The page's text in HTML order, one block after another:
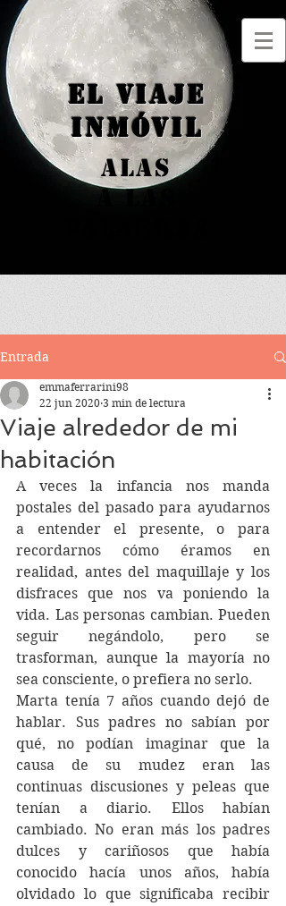
el viaje
inmóvil
alas
a las
Entrada
Viaje alrededor de mi
habitación
emmaferrarini98
22 jun 2020 3 min de lectura
A veces la infancia nos manda
postales del pasado para ayudarnos
a entender el presente, o para
recordarnos cómo éramos en
realidad, antes del maquillaje y los
disfraces que nos va poniendo la
vida. Las personas cambian. Pueden
seguir negándolo, pero se
trasforman, aunque la mayoría no
sea consciente, o prefiera no serlo.
Marta tenía 7 años cuando dejó de
hablar. Sus padres no sabían por
qué, no podían imaginar que la
causa de su mudez eran las
continuas discusiones y peleas que
tenían a diario. Ellos habían
cambiado. No eran más los padres
dulces y cariñosos que había
conocido hacía unos años, había
olvidado lo que significaba recibir